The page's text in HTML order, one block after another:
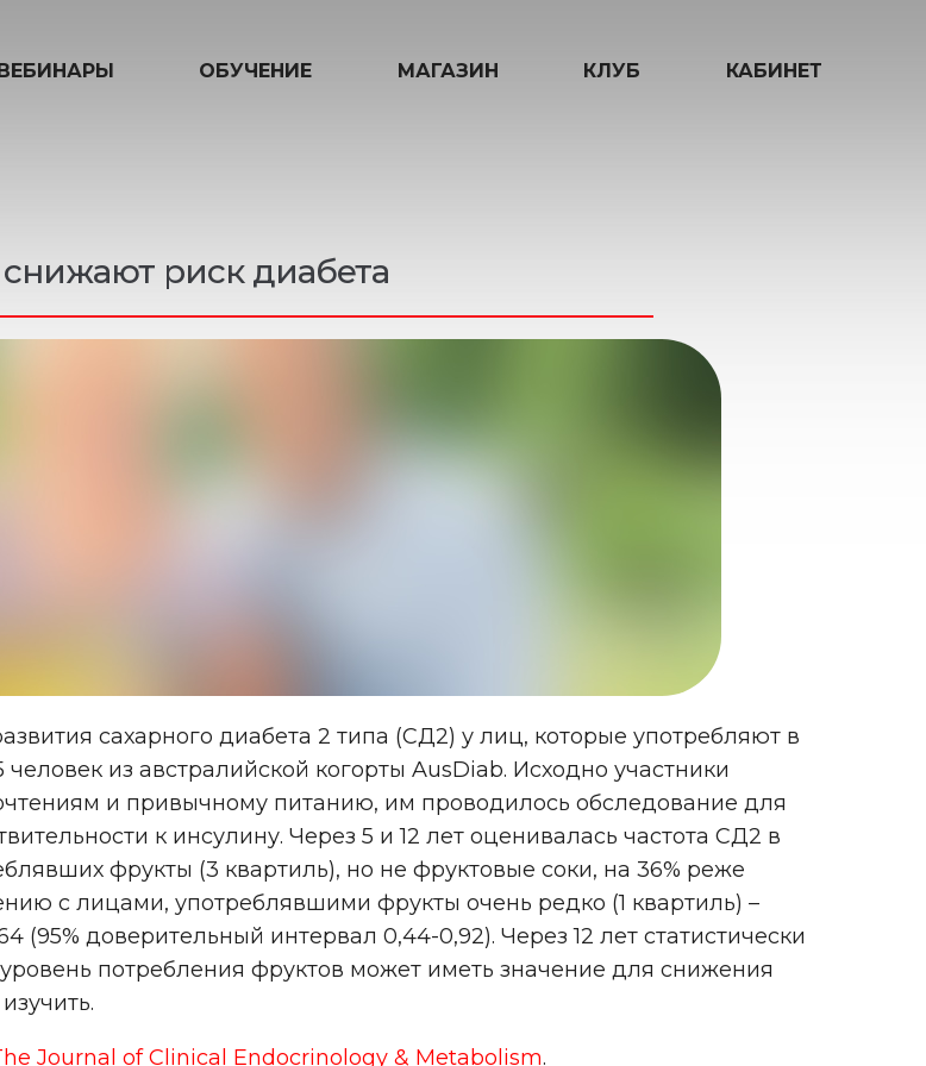
ОБУЧЕНИЕ МАГАЗИН КЛУБ КАБИНЕТ
риск диабета
сахарного диабета 2 типа (СД2) у лиц, которые употребляют в
из австралийской когорты AusDiab. Исходно участники
и привычному питанию, им проводилось обследование для
к инсулину. Через 5 и 12 лет оценивалась частота СД2 в
фрукты (3 квартиль), но не фруктовые соки, на 36% реже
с лицами, употреблявшими фрукты очень редко (1 квартиль) –
(95% доверительный интервал 0,44-0,92). Через 12 лет статистически
потребления фруктов может иметь значение для снижения
Journal of Clinical Endocrinology & Metabolism.